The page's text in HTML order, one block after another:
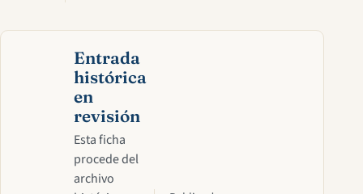
Entrada
histórica
en
revisión
Esta ficha
procede del
archivo